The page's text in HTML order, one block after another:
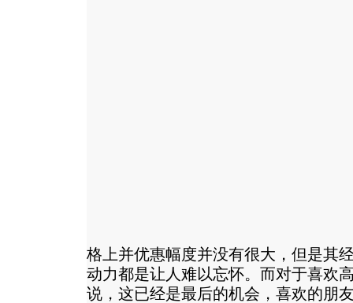
格上并优惠幅度并没有很大，但是其
动力都是让人难以忘怀。而对于喜欢
说，这已经是最后的机会，喜欢的朋